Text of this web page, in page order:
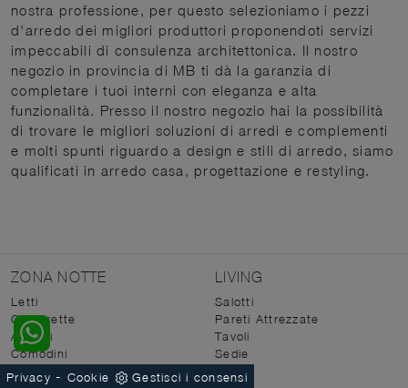
nostra professione, per questo selezioniamo i pezzi
d'arredo dei migliori produttori proponendoti servizi
impeccabili di consulenza architettonica. Il nostro
negozio in provincia di MB ti dà la garanzia di
completare i tuoi interni con eleganza e alta
funzionalità. Presso il nostro negozio hai la possibilità
di trovare le migliori soluzioni di arredi e complementi
e molti spunti riguardo a design e stili di arredo, siamo
qualificati in arredo casa, progettazione e restyling.
ZONA NOTTE
Letti
Camerette
Armadi
Comodini
LIVING
Salotti
Pareti Attrezzate
Tavoli
Sedie
Privacy - Cookie Gestisci i consensi